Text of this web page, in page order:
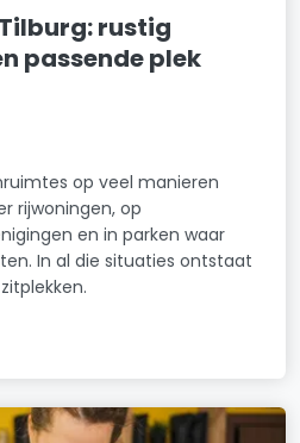
rustig
passende plek
op veel manieren
rijwoningen, op
en in parken waar
In al die situaties ontstaat